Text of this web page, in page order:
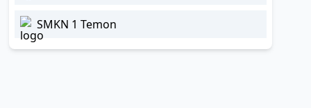
SMKN 1 Temon